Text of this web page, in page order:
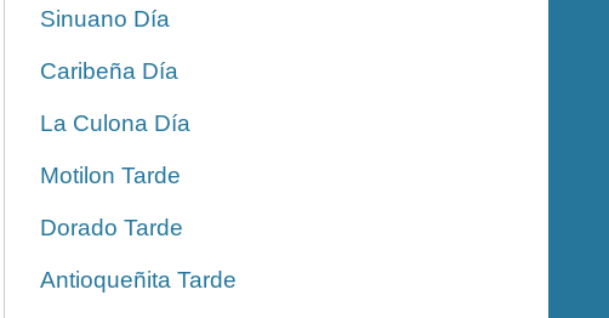
Sinuano Día
Caribeña Día
La Culona Día
Motilon Tarde
Dorado Tarde
Antioqueñita Tarde